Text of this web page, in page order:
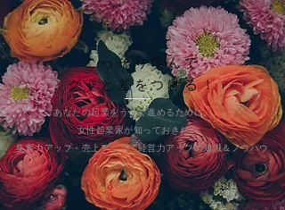
こっそり学んで
グッと差をつける！
あなたの起業をうまく進めるために。。。
女性起業家が知っておきたい、
集客力アップ​・売上アップ・経営力アップの知識＆ノウハウ